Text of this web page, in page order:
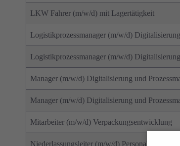
LKW Fahrer (m/w/d) mit Lagertätigkeit
Logistikprozessmanager (m/w/d) Digitalisierung
Logistikprozessmanager (m/w/d) Digitalisierung
Manager (m/w/d) Digitalisierung und
Manager (m/w/d) Digitalisierung und
Mitarbeiter (m/w/d) Verpackungsentwicklung
Niederlassungsleiter (m/w/d)